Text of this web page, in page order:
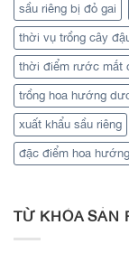
sầu riêng bị đỏ gai
thời vụ trồng cây
thời điểm rước mắt
trồng hoa hướng
xuất khẩu sầu riêng
đặc điểm hoa
TỪ KHÓA SẢN